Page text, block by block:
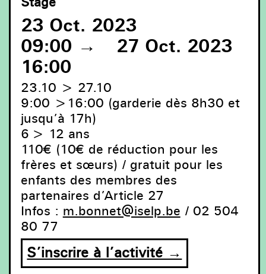
Stage pour enfants, ISELP, 2023 © ISELP
23 Oct. 2023
09:00 →
27 Oct. 2023
16:00
23.10 > 27.10
9:00 >16:00 (garderie dès 8h30 et
jusqu’à 17h)
6 > 12 ans
110€ (10€ de réduction pour les
frères et sœurs) / gratuit pour les
enfants des membres des
partenaires d’Article 27
Infos : m.bonnet@iselp.be / 02 504
80 77
S’inscrire à l’activité →